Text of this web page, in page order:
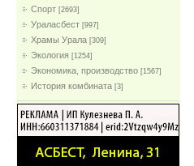
Спорт [2693]
Ураласбест [997]
Храмы Урала [309]
Экология [1254]
Экономика, производство [1567]
История комбината [3]